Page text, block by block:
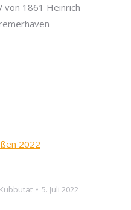
von 1861 Heinrich
2022
5. Juli 2022